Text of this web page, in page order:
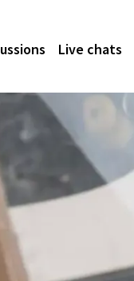
Live chats